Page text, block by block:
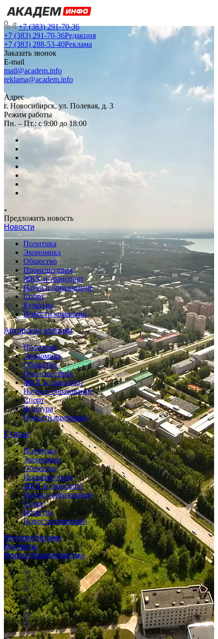
+7 (383) 291-70-36
+7 (383) 291-70-36Редакция
+7 (383) 288-53-40Реклама
Заказать звонок
E-mail
mail@academ.info
reklama@academ.info
Адрес
г. Новосибирск, ул. Полевая, д. 3
Режим работы
Пн. – Пт.: с 9:00 до 18:00
Предложить новость
Новости
Политика
Экономика
Общество
Происшествия
ЖКХ и транспорт
Наука и образование
Спорт
Культура
Новости компаний
Авторские колонки
Политика
Экономика
Общество
Происшествия
ЖКХ и транспорт
Наука и образование
Спорт
Культура
Новости компаний
Статьи
Политика
Экономика
Общество
Происшествия
ЖКХ и транспорт
Наука и образование
Спорт
Культура
Новости компаний
Фоторепортажи
Контакты
Форум Академгородка